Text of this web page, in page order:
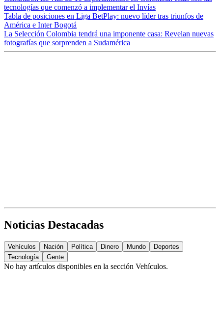
tecnologías que comenzó a implementar el Invías
Tabla de posiciones en Liga BetPlay: nuevo líder tras triunfos de
América e Inter Bogotá
La Selección Colombia tendrá una imponente casa: Revelan nuevas
fotografías que sorprenden a Sudamérica
Noticias Destacadas
Vehículos Nación Política Dinero Mundo
Deportes
Tecnología
Gente
No hay artículos disponibles en la sección Vehículos.